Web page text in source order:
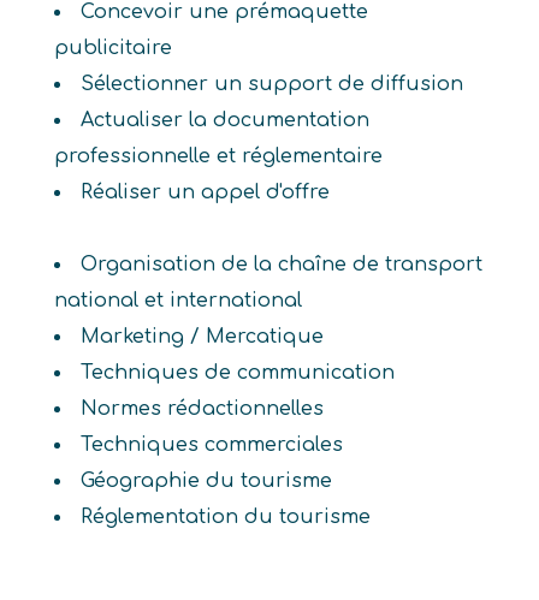
Concevoir une prémaquette
publicitaire
Sélectionner un support de diffusion
Actualiser la documentation
professionnelle et réglementaire
Réaliser un appel d'offre
Organisation de la chaîne de transport
national et international
Marketing / Mercatique
Techniques de communication
Normes rédactionnelles
Techniques commerciales
Géographie du tourisme
Réglementation du tourisme